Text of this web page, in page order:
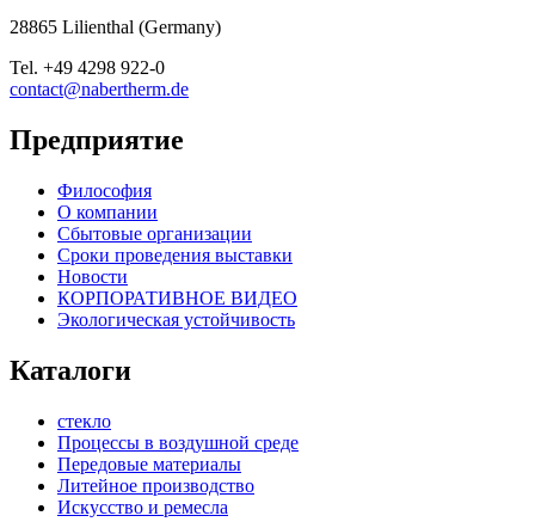
28865 Lilienthal (Germany)
Tel. +49 4298 922-0
contact@nabertherm.de
Предприятие
Философия
О компании
Сбытовые организации
Сроки проведения выставки
Новости
КОРПОРАТИВНОЕ ВИДЕО
Экологическая устойчивость
Каталоги
стекло
Процессы в воздушной среде
Передовые материалы
Литейное производство
Искусство и ремесла